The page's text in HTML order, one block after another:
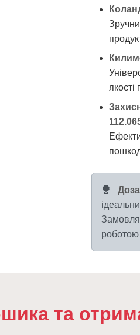
якості
роботою
та